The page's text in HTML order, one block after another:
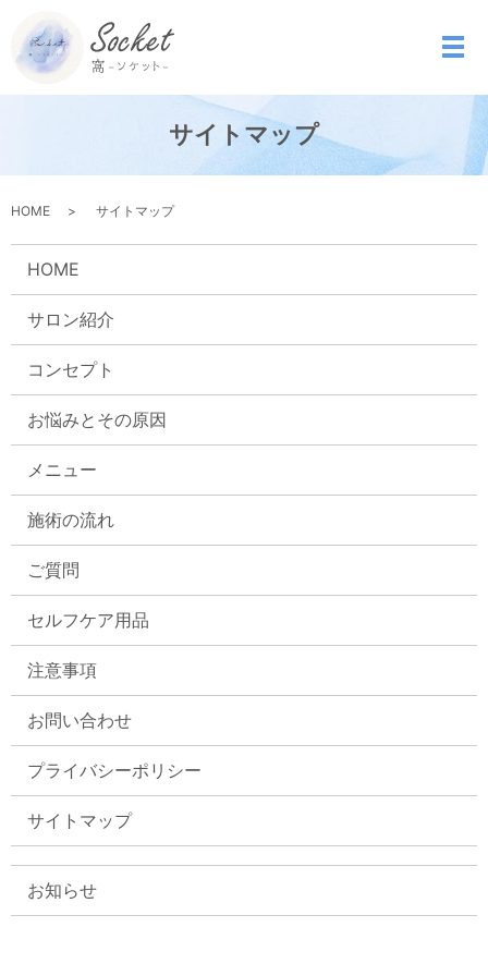
サイトマップ
HOME サイトマップ
HOME
サロン紹介
コンセプト
お悩みとその原因
メニュー
施術の流れ
ご質問
セルフケア用品
注意事項
お問い合わせ
プライバシーポリシー
サイトマップ
お知らせ